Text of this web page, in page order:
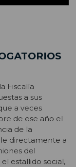
Fiscalía
a sus
a veces
de ese año el
de la
directamente a
del
estallido social,